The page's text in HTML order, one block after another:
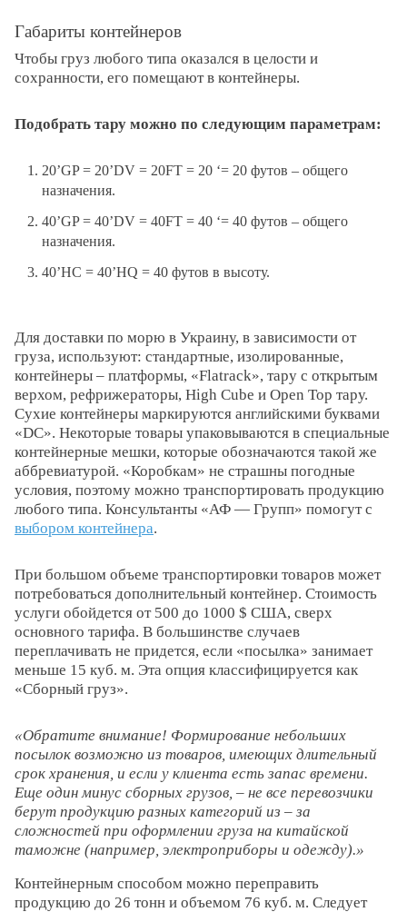
Габариты контейнеров
Чтобы груз любого типа оказался в целости и
сохранности, его помещают в контейнеры.
Подобрать тару можно по следующим параметрам:
20’GP = 20’DV = 20FT = 20 ‘= 20 футов – общего
назначения.
40’GP = 40’DV = 40FT = 40 ‘= 40 футов – общего
назначения.
40’HC = 40’HQ = 40 футов в высоту.
Для доставки по морю в Украину, в зависимости от
груза, используют: стандартные, изолированные,
контейнеры – платформы, «Flatrack», тару с открытым
верхом, рефрижераторы, High Cube и Open Top тару.
Сухие контейнеры маркируются английскими буквами
«DC». Некоторые товары упаковываются в специальные
контейнерные мешки, которые обозначаются такой же
аббревиатурой. «Коробкам» не страшны погодные
условия, поэтому можно транспортировать продукцию
любого типа. Консультанты «АФ — Групп» помогут с
выбором контейнера.
При большом объеме транспортировки товаров может
потребоваться дополнительный контейнер. Стоимость
услуги обойдется от 500 до 1000 $ США, сверх
основного тарифа. В большинстве случаев
переплачивать не придется, если «посылка» занимает
меньше 15 куб. м. Эта опция классифицируется как
«Сборный груз».
Обратите внимание! Формирование небольших
посылок возможно из товаров, имеющих длительный
срок хранения, и если у клиента есть запас времени.
Еще один минус сборных грузов, – не все перевозчики
берут продукцию разных категорий из – за
сложностей при оформлении груза на китайской
таможне (например, электроприборы и одежду).
Контейнерным способом можно переправить
продукцию до 26 тонн и объемом 76 куб. м. Следует